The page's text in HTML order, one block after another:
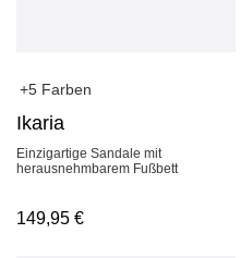
+5 Farben
Ikaria
Einzigartige Sandale mit
herausnehmbarem Fußbett
149,95 €